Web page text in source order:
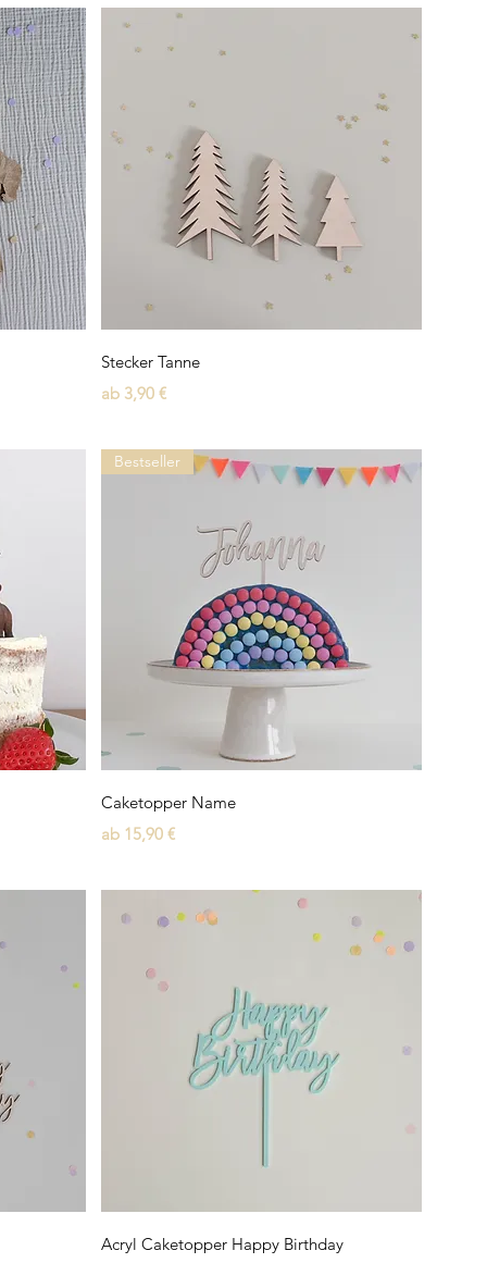
Stecker Tanne
ab 3,90 €
Sale-Preis
Schnellansicht
Bestseller
Caketopper Name
ab 15,90 €
Sale-Preis
Schnellansicht
Acryl Caketopper Happy Birthday